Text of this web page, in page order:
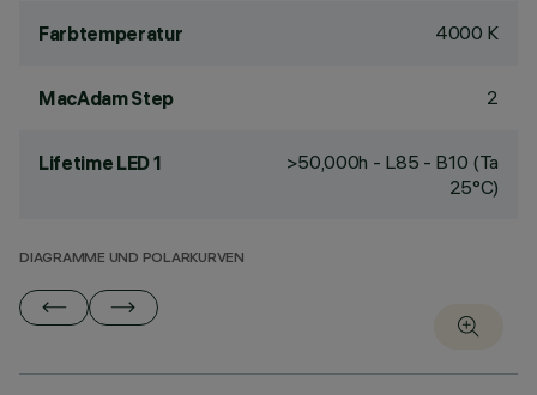
Farbtemperatur 4000 K
MacAdam Step 2
Lifetime LED 1
>50,000h - L85 - B10 (Ta
25°C)
DIAGRAMME UND POLARKURVEN